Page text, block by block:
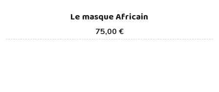
75,00 €
Le masque Africain